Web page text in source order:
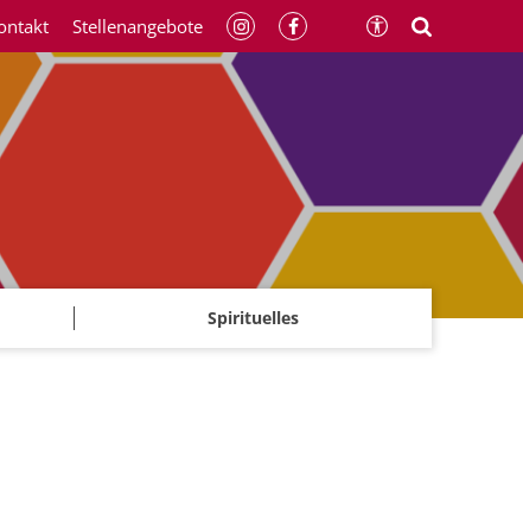
Spirituelles
Stellenangebote